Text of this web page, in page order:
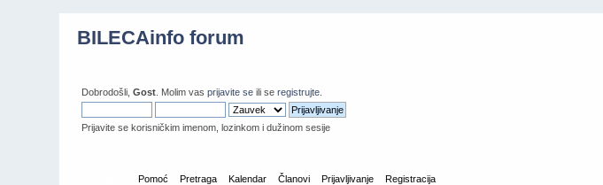
BILECAinfo forum
Dobrodošli,Gost . Molim vasprijavite se ili seregistrujte
Prijavite se korisničkim imenom, lozinkom i dužinom sesije
Pomoć Pretraga Kalendar Članovi Prijavljivanje Registracija